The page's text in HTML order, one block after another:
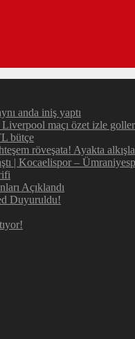
anda iniş yaptı
maçı özet izle
bütçe
röveşata! Ayakta
| Kocaelispor –
Açıklandı
Duyuruldu!